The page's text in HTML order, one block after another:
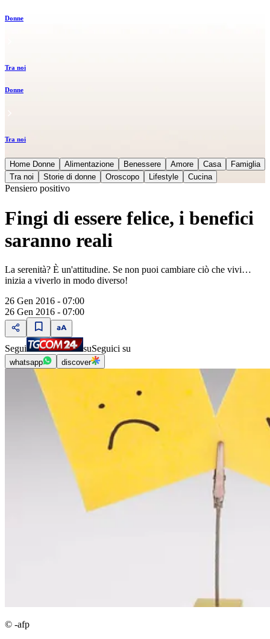
Donne
Tra noi
Donne
Tra noi
Home Donne Alimentazione Benessere Amore Casa
Famiglia
Tra noi
Storie di donne Oroscopo Lifestyle Cucina
Pensiero positivo
Fingi di essere felice, i benefici
saranno reali
La serenità? È un'attitudine. Se non puoi cambiare ciò che vivi…
inizia a viverlo in modo diverso!
26 Gen 2016 - 07:00
26 Gen 2016 - 07:00
Segui suSeguici su
whatsapp discover
© -afp